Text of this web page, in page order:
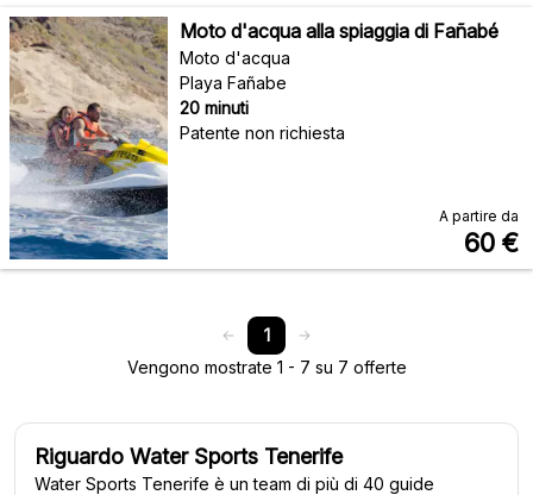
Moto d'acqua alla spiaggia di Fañabé
Moto d'acqua
Playa Fañabe
20 minuti
Patente non richiesta
A partire da
60 €
1
Vengono mostrate 1 - 7 su 7 offerte
Riguardo Water Sports Tenerife
Water Sports Tenerife è un team di più di 40 guide